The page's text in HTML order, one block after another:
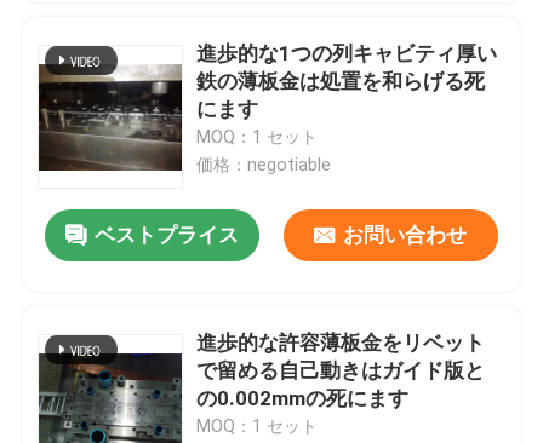
進歩的な1つの列キャビティ厚い
鉄の薄板金は処置を和らげる死
にます
MOQ：1 セット
価格：negotiable
ベストプライス お問い合わせ
進歩的な許容薄板金をリベット
で留める自己動きはガイド版と
の0.002mmの死にます
MOQ：1 セット